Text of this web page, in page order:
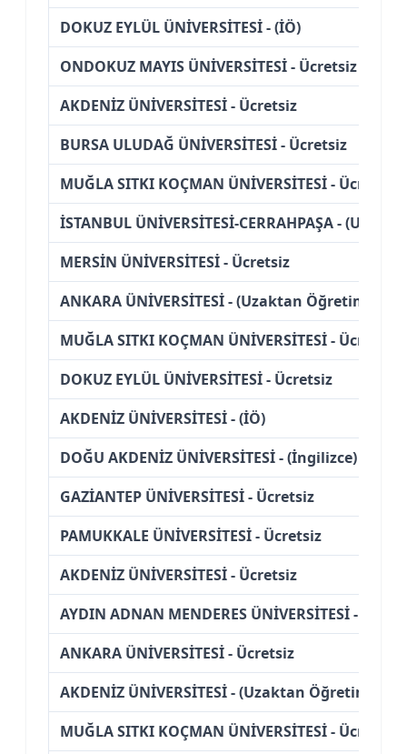
DOKUZ EYLÜL ÜNİVERSİTESİ - (İÖ)
ONDOKUZ MAYIS ÜNİVERSİTESİ - Ücretsiz
AKDENİZ ÜNİVERSİTESİ - Ücretsiz
BURSA ULUDAĞ ÜNİVERSİTESİ - Ücretsiz
MUĞLA SITKI KOÇMAN ÜNİVERSİTESİ - Ücretsiz
İSTANBUL ÜNİVERSİTESİ-CERRAHPAŞA -
MERSİN ÜNİVERSİTESİ - Ücretsiz
ANKARA ÜNİVERSİTESİ - (Uzaktan Öğretim)
MUĞLA SITKI KOÇMAN ÜNİVERSİTESİ - Ücretsiz
DOKUZ EYLÜL ÜNİVERSİTESİ - Ücretsiz
AKDENİZ ÜNİVERSİTESİ - (İÖ)
DOĞU AKDENİZ ÜNİVERSİTESİ - (İngilizce)
GAZİANTEP ÜNİVERSİTESİ - Ücretsiz
PAMUKKALE ÜNİVERSİTESİ - Ücretsiz
AKDENİZ ÜNİVERSİTESİ - Ücretsiz
AYDIN ADNAN MENDERES ÜNİVERSİTESİ -
ANKARA ÜNİVERSİTESİ - Ücretsiz
AKDENİZ ÜNİVERSİTESİ - (Uzaktan Öğretim)
MUĞLA SITKI KOÇMAN ÜNİVERSİTESİ - Ücretsiz